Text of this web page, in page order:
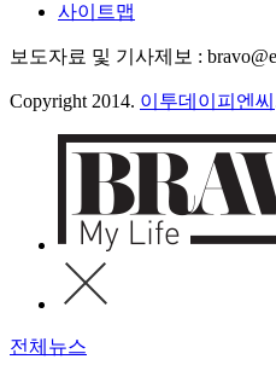
사이트맵
보도자료 및 기사제보 :
Copyright 2014. 이투데이피엔씨
전체뉴스